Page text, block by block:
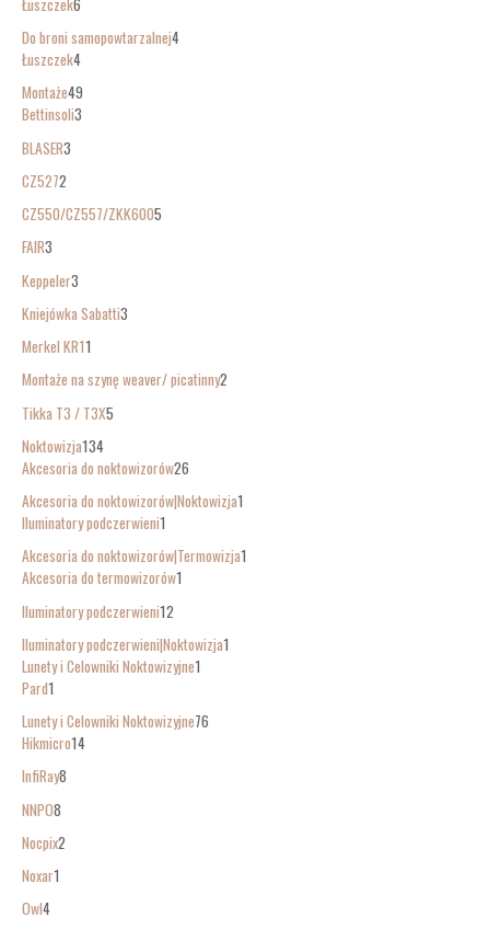
Do broni samopowtarzalnej4
Łuszczek4
Montaże49
Bettinsoli3
BLASER3
CZ5272
CZ550/CZ557/ZKK6005
FAIR3
Keppeler3
Kniejówka Sabatti3
Merkel KR11
Montaże na szynę weaver/ picatinny2
Tikka T3 / T3X5
Noktowizja134
Akcesoria do noktowizorów26
Akcesoria do noktowizorów|Noktowizja1
Iluminatory podczerwieni1
Akcesoria do noktowizorów|Termowizja1
Akcesoria do termowizorów1
Iluminatory podczerwieni12
Iluminatory podczerwieni|Noktowizja1
Lunety i Celowniki Noktowizyjne1
Pard1
Lunety i Celowniki Noktowizyjne76
Hikmicro14
InfiRay8
NNPO8
Nocpix2
Noxar1
Owl4